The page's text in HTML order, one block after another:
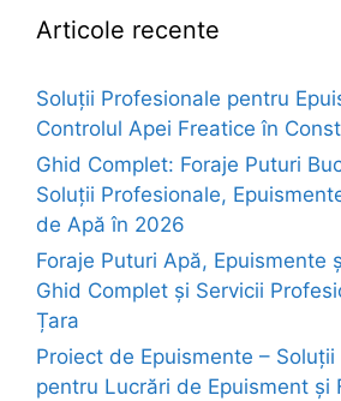
Articole recente
Soluții Profesionale pentru
Controlul Apei Freatice în
Ghid Complet: Foraje Puturi
Soluții Profesionale,
de Apă în 2026
Foraje Puturi Apă, Epuismente
Ghid Complet și Servicii
Țara
Proiect de Epuismente –
pentru Lucrări de Epuisment și